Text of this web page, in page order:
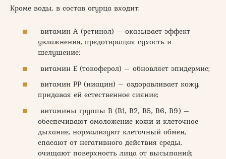
Кроме воды, в состав огурца входит:
витамин А (ретинол) – оказывает эффект
увлажнения, предотвращая сухость и
шелушение;
витамин Е (токоферол) – обновляет эпидермис;
витамин PP (ниацин) – оздоравливает кожу,
придавая ей естественное сияние;
витамины группы В (В1, В2, В5, В6, В9) –
обеспечивают омоложение кожи и клеточное
дыхание, нормализуют клеточный обмен,
спасают от негативного действия среды,
очищают поверхность лица от высыпаний;